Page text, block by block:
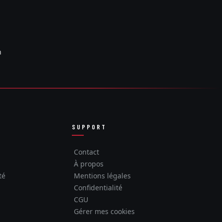
SUPPORT
Contact
À propos
Mentions légales
Confidentialité
CGU
Gérer mes cookies